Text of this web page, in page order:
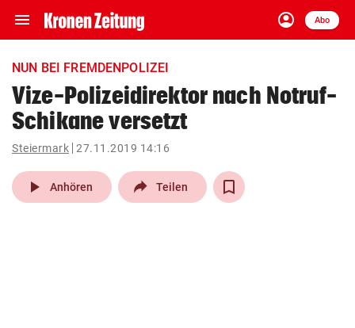
menu Navigation
ein-/ausklappen
account_circle
Anmelden
Abo
close Schließen
account_circle Anmelden
pin_drop
Wien arrow_right
NUN BEI FREMDENPOLIZEI
Vize-Polizeidirektor nach Notruf-
Schikane versetzt
Steiermark 27.11.2019 14:16
play_arrow Anhören Teilen